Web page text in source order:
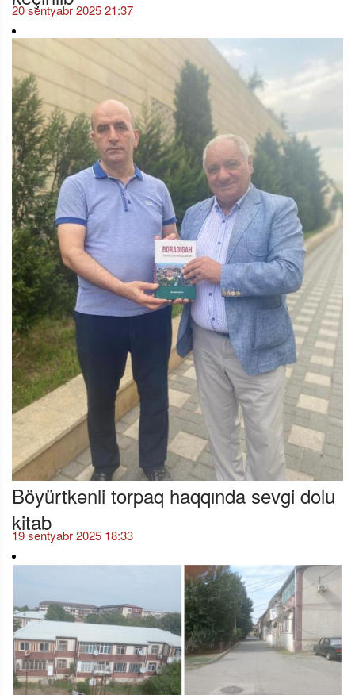
20 sentyabr 2025 21:37
Böyürtkənli torpaq haqqında sevgi dolu
kitab
19 sentyabr 2025 18:33